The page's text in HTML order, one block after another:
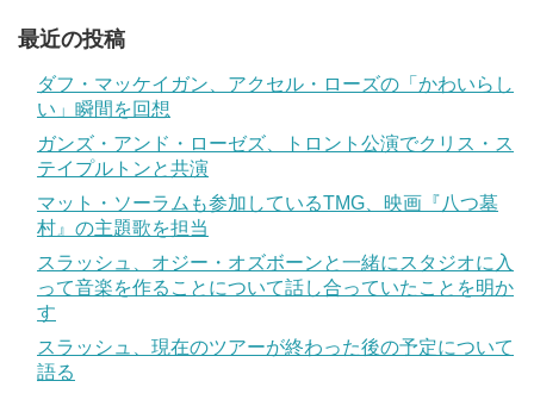
最近の投稿
ダフ・マッケイガン、アクセル・ローズの「かわいらし
い」瞬間を回想
ガンズ・アンド・ローゼズ、トロント公演でクリス・ス
テイプルトンと共演
マット・ソーラムも参加しているTMG、映画『八つ墓
村』の主題歌を担当
スラッシュ、オジー・オズボーンと一緒にスタジオに入
って音楽を作ることについて話し合っていたことを明か
す
スラッシュ、現在のツアーが終わった後の予定について
語る